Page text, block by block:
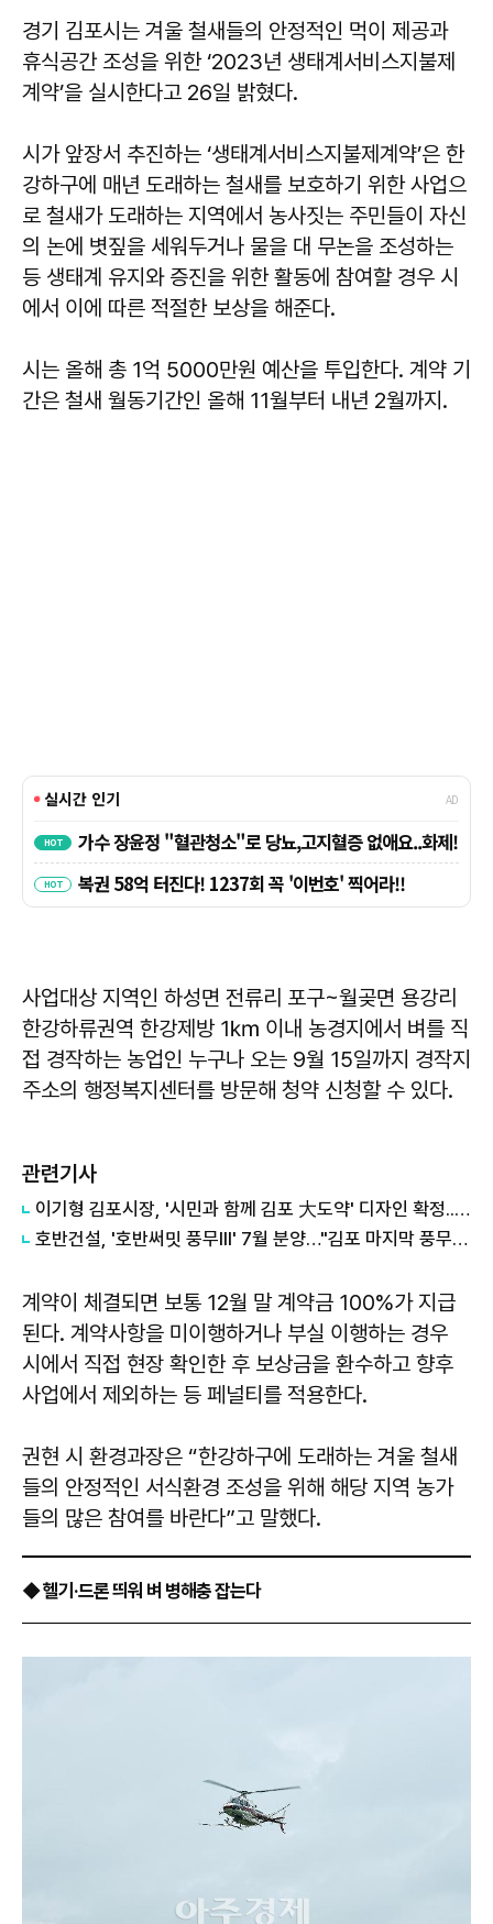
경기 김포시는 겨울 철새들의 안정적인 먹이 제공과
휴식공간 조성을 위한 ‘2023년 생태계서비스지불제
계약’을 실시한다고 26일 밝혔다.
시가 앞장서 추진하는 ‘생태계서비스지불제계약’은 한
강하구에 매년 도래하는 철새를 보호하기 위한 사업으
로 철새가 도래하는 지역에서 농사짓는 주민들이 자신
의 논에 볏짚을 세워두거나 물을 대 무논을 조성하는
등 생태계 유지와 증진을 위한 활동에 참여할 경우 시
에서 이에 따른 적절한 보상을 해준다.
시는 올해 총 1억 5000만원 예산을 투입한다. 계약 기
간은 철새 월동기간인 올해 11월부터 내년 2월까지.
사업대상 지역인 하성면 전류리 포구~월곶면 용강리
한강하류권역 한강제방 1㎞ 이내 농경지에서 벼를 직
접 경작하는 농업인 누구나 오는 9월 15일까지 경작지
주소의 행정복지센터를 방문해 청약 신청할 수 있다.
관련기사
이기형 김포시장, '시민과 함께 김포 大도약' 디자인 확정...민선 9기 비전 시각화
호반건설, '호반써밋 풍무III' 7월 분양…"김포 마지막 풍무역세권 나온다"
계약이 체결되면 보통 12월 말 계약금 100%가 지급
된다. 계약사항을 미이행하거나 부실 이행하는 경우
시에서 직접 현장 확인한 후 보상금을 환수하고 향후
사업에서 제외하는 등 페널티를 적용한다.
권현 시 환경과장은 “한강하구에 도래하는 겨울 철새
들의 안정적인 서식환경 조성을 위해 해당 지역 농가
들의 많은 참여를 바란다”고 말했다.
◆ 헬기·드론 띄워 벼 병해충 잡는다